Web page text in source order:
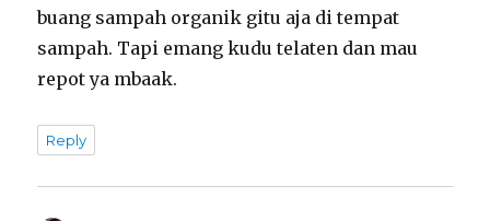
buang sampah organik gitu aja di tempat
sampah. Tapi emang kudu telaten dan mau
repot ya mbaak.
Reply